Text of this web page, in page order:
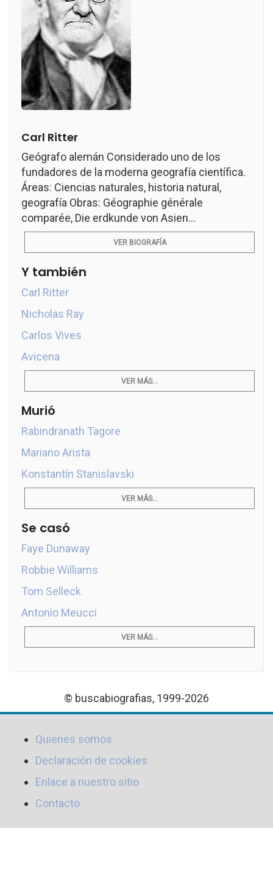
Carl Ritter
Geógrafo alemán Considerado uno de los
fundadores de la moderna geografía científica.
Áreas: Ciencias naturales, historia natural,
geografía Obras: Géographie générale
comparée, Die erdkunde von Asien...
VER BIOGRAFÍA
Y también
Carl Ritter
Nicholas Ray
Carlos Vives
Avicena
VER MÁS...
Murió
Rabindranath Tagore
Mariano Arista
Konstantín Stanislavski
VER MÁS...
Se casó
Faye Dunaway
Robbie Williams
Tom Selleck
Antonio Meucci
VER MÁS...
© buscabiografias, 1999-2026
Quienes somos
Declaración de cookies
Enlace a nuestro sitio
Contacto